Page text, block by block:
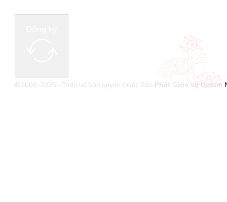
©2006-2025 - Toàn bộ bản quyền thuộc Báo Phật Giáo và Doanh